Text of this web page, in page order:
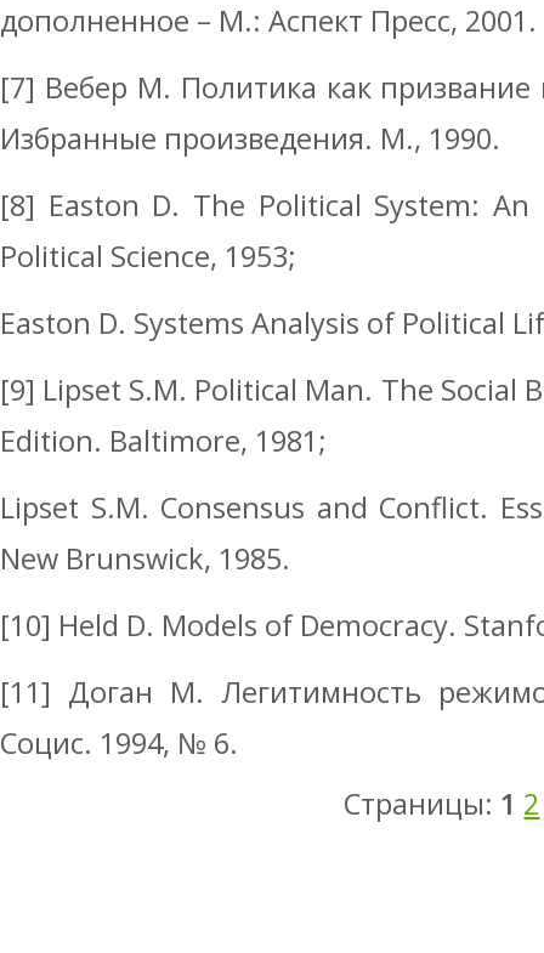
дополненное – М.: Аспект Пресс, 2001.
[7] Вебер М. Политика как
Избранные произведения. М., 1990.
[8] Easton D. The Political System:
Political Science, 1953;
Easton D. Systems Analysis of Political
[9] Lipset S.M. Political Man. The Social
Edition. Baltimore, 1981;
Lipset S.M. Consensus and Conflict.
New Brunswick, 1985.
[10] Held D. Models of Democracy.
[11] Доган М. Легитимность
Социс. 1994, № 6.
Страницы: 1 2